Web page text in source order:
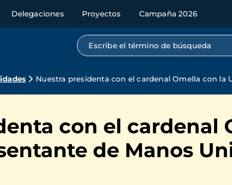
Delegaciones Proyectos Campaña 2026
Búsqueda por texto completo
Nuestra presidenta con el cardenal Omella con la
con el cardenal
de Manos